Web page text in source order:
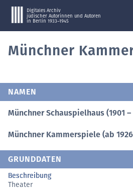
Digitales Archiv
jüdischer Autorinnen und Autoren
in Berlin 1933–1945
Münchner
NAMEN
Münchner Schauspielhaus (1901 –
Münchner Kammerspiele (ab
GRUNDDATEN
Beschreibung
Theater